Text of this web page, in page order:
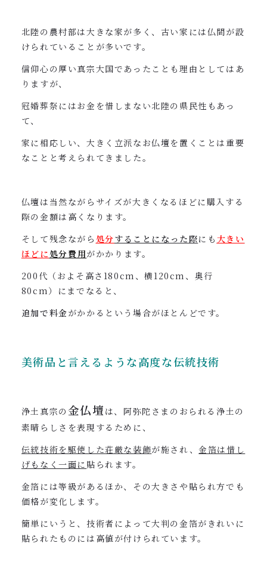
北陸の農村部は大きな家が多く、古い家には仏間が設
けられていることが多いです。
信仰心の厚い真宗大国であったことも理由としてはあ
りますが、
冠婚葬祭にはお金を惜しまない北陸の県民性もあっ
て、
家に相応しい、大きく立派なお仏壇を置くことは重要
なことと考えられてきました。
仏壇は当然ながらサイズが大きくなるほどに購入する
際の金額は高くなります。
そして残念ながら 処分することになった際にも 大きい
ほど に処分費用がかかります。
200代（およそ高さ180cm、横120cm、奥行
80cm）にまでなると、
追加で料金がかかるという場合がほとんどです。
美術品と言えるような高度な伝統技術
浄土真宗の 金仏壇 は、阿弥陀さまのおられる浄土の
素晴らしさを表現するために、
伝統技術を駆使した荘厳な装飾が施され、金箔は惜し
げもなく一面に 貼られます。
金箔には等級があるほか、その大きさや貼られ方でも
価格が変化します。
簡単にいうと、技術者によって大判の金箔がきれいに
貼られたものには高値が付けられています。